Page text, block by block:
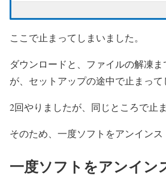
ここで止まってしまいました。
ダウンロードと、ファイルの解凍
が、セットアップの途中で止まって
2回やりましたが、同じところで止
そのため、一度ソフトをアンインス
一度ソフトをアンイン